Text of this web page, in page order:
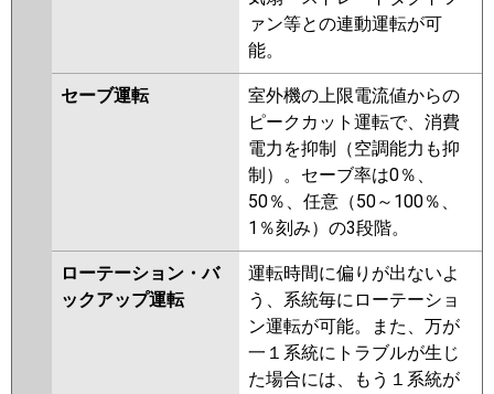
ァン等との連動運転が可
能。
セーブ運転
室外機の上限電流値からの
ピークカット運転で、消費
電力を抑制（空調能力も抑
制）。セーブ率は0％、
50％、任意（50～100％、
1％刻み）の3段階。
ローテーション・バ
ックアップ運転
運転時間に偏りが出ないよ
う、系統毎にローテーショ
ン運転が可能。また、万が
一１系統にトラブルが生じ
た場合には、もう１系統が